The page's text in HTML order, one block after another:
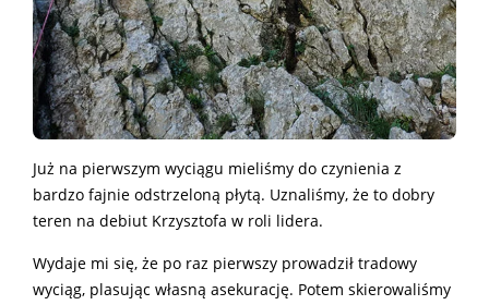
Już na pierwszym wyciągu mieliśmy do czynienia z
bardzo fajnie odstrzeloną płytą. Uznaliśmy, że to dobry
teren na debiut Krzysztofa w roli lidera.
Wydaje mi się, że po raz pierwszy prowadził tradowy
wyciąg, plasując własną asekurację. Potem skierowaliśmy